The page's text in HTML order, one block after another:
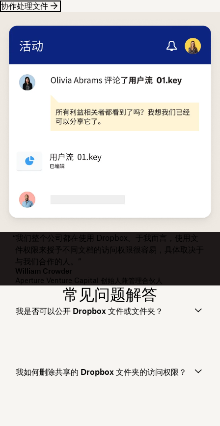
协作处理文件
“我们整个公司都在使用 Dropbox。于我而言，使用文
件权限来授予不同文档的访问权限很容易，具体取决于
与我们合作的人。”
William Crowder
Aperture Venture Capital 创始人兼管理合伙人
常见问题解答
我是否可以公开 Dropbox 文件或文件夹？
我如何删除共享的 Dropbox 文件夹的访问权限？